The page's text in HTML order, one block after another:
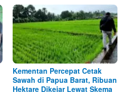
Kementan Percepat Cetak
Sawah di Papua Barat, Ribuan
Hektare Dikejar Lewat Skema